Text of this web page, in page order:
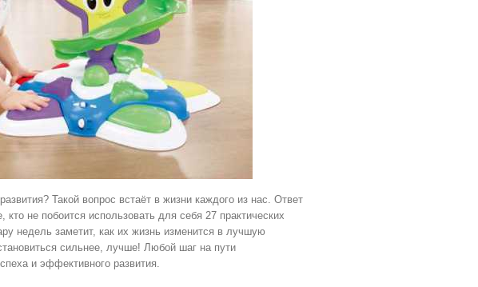
Такой вопрос встаёт в жизни каждого из нас. Ответ
кто не побоится использовать для себя 27 практических
недель заметит, как их жизнь изменится в лучшую
сильнее, лучше! Любой шаг на пути
и эффективного развития.